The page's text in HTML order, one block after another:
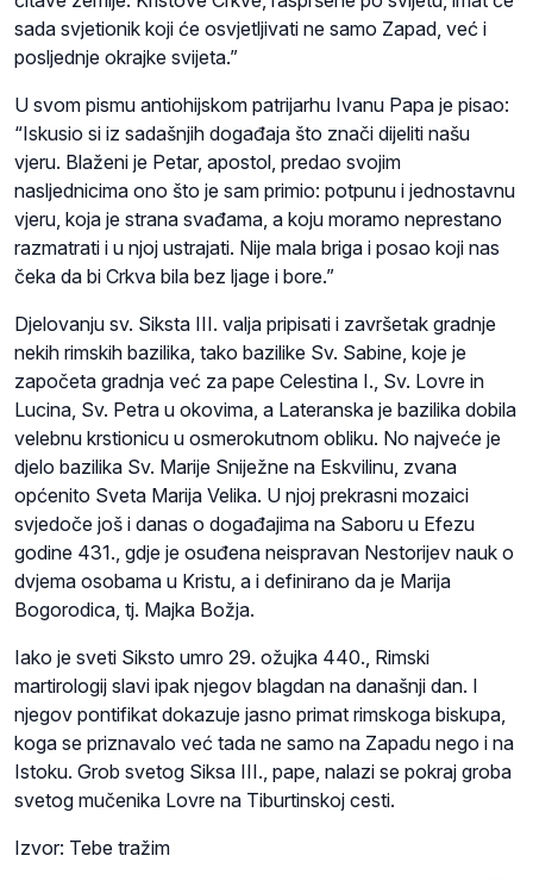
sada svjetionik koji će osvjetljivati ne samo Zapad, već i
posljednje okrajke svijeta.”
U svom pismu antiohijskom patrijarhu Ivanu Papa je pisao:
“Iskusio si iz sadašnjih događaja što znači dijeliti našu
vjeru. Blaženi je Petar, apostol, predao svojim
nasljednicima ono što je sam primio: potpunu i jednostavnu
vjeru, koja je strana svađama, a koju moramo neprestano
razmatrati i u njoj ustrajati. Nije mala briga i posao koji nas
čeka da bi Crkva bila bez ljage i bore.”
Djelovanju sv. Siksta III. valja pripisati i završetak gradnje
nekih rimskih bazilika, tako bazilike Sv. Sabine, koje je
započeta gradnja već za pape Celestina I., Sv. Lovre in
Lucina, Sv. Petra u okovima, a Lateranska je bazilika dobila
velebnu krstionicu u osmerokutnom obliku. No najveće je
djelo bazilika Sv. Marije Sniježne na Eskvilinu, zvana
općenito Sveta Marija Velika. U njoj prekrasni mozaici
svjedoče još i danas o događajima na Saboru u Efezu
godine 431., gdje je osuđena neispravan Nestorijev nauk o
dvjema osobama u Kristu, a i definirano da je Marija
Bogorodica, tj. Majka Božja.
Iako je sveti Siksto umro 29. ožujka 440., Rimski
martirologij slavi ipak njegov blagdan na današnji dan. I
njegov pontifikat dokazuje jasno primat rimskoga biskupa,
koga se priznavalo već tada ne samo na Zapadu nego i na
Istoku. Grob svetog Siksa III., pape, nalazi se pokraj groba
svetog mučenika Lovre na Tiburtinskoj cesti.
Izvor: Tebe tražim